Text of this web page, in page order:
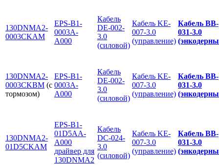
130DNMA2-
0003CKAM
EPS-B1-
0003A-
A000
Кабель
DE-002-
3.0
(силовой)
Кабель KE-
007-3.0
(управление)
Кабель BB-
031-3.0
130DNMA2-
0003CKBM (с
тормозом)
EPS-B1-
0003A-
A000
Кабель
DE-002-
3.0
(силовой)
Кабель KE-
007-3.0
(управление)
Кабель BB-
031-3.0
130DNMA2-
01D5CKAM
EPS-B1-
01D5AA-
A000
драйвер для
130DNMA2
Кабель
DC-024-
3.0
(силовой)
Кабель KE-
007-3.0
(управление)
Кабель BB-
031-3.0